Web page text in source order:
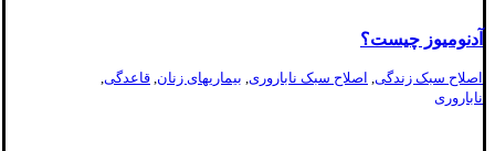
آدنومیوز چیست؟
اصلاح سبک زندگی, اصلاح سبک ناباروری, بیماریهای زنان, قاعدگی,
ناباروری